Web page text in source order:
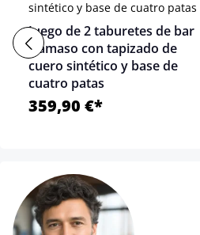
Juego de 2 taburetes de bar
Damaso con tapizado de
cuero sintético y base de
cuatro patas
359,90 €*